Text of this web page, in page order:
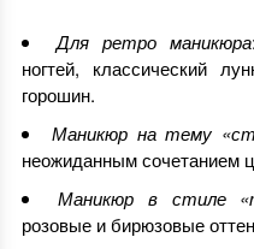
Для ретро маникюра
ногтей, классический
горошин.
Маникюр на тему
неожиданным сочетанием
Маникюр в стиле
розовые и бирюзовые